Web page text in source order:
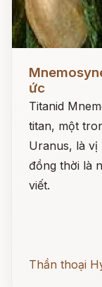
ức
Titanid
titan, một
Uranus, là
đồng thời là
viết.
Thần thoại